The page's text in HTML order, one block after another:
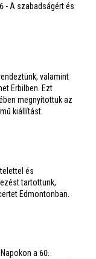
- A szabadságért és
valamint
Erbilben. Ezt
megnyitottuk az
kiállítást.
és
tartottunk,
Edmontonban.
a 60.